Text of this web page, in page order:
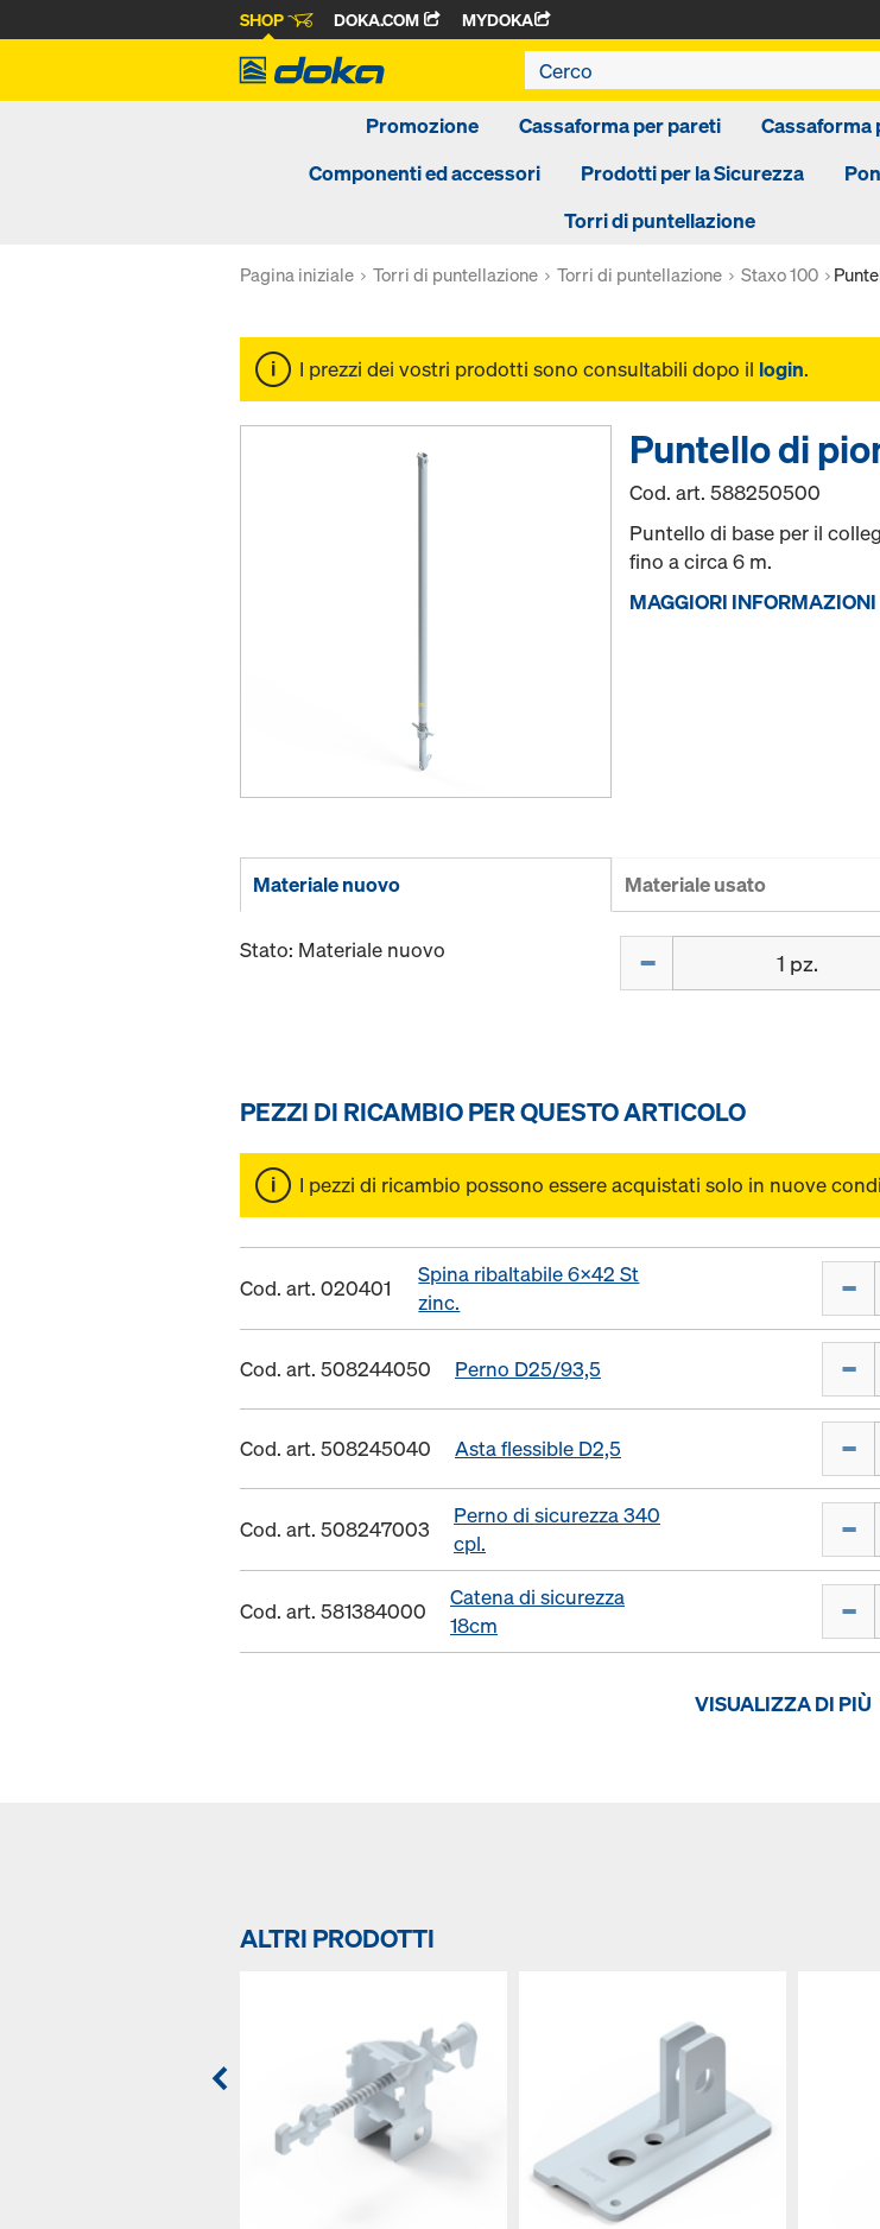
SHOP DOKA.COM MYDOKA
Promozione Cassaforma per pareti
Cassaforma
Componenti ed accessori
Prodotti per la Sicurezza
Torri di puntellazione
Pagina iniziale Torri di puntellazione Torri di puntellazione Staxo 100
I prezzi dei vostri prodotti sono consultabili dopo il login.
Puntello di
Cod. art.588250500
Puntello di base per il
fino a circa 6 m.
MAGGIORI INFORMAZIONI
Materiale nuovo Materiale usato
Stato: Materiale nuovo
PEZZI DI RICAMBIO PER QUESTO ARTICOLO
I pezzi di ricambio possono essere acquistati solo in nuove
Cod. art. 020401
Spina ribaltabile 6x42 St
zinc.
Cod. art. 508244050 Perno D25/93,5
Cod. art. 508245040 Asta flessible D2,5
Cod. art. 508247003
Perno di sicurezza 340
cpl.
Cod. art. 581384000
Catena di sicurezza
18cm
VISUALIZZA DI PIÙ
ALTRI PRODOTTI